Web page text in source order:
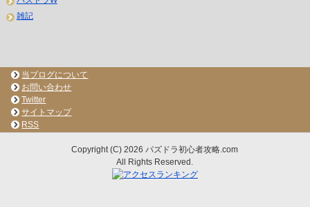
雑記
当ブログについて
お問い合わせ
Twitter
サイトマップ
RSS
Copyright (C) 2026 パズドラ初心者攻略.com
All Rights Reserved.